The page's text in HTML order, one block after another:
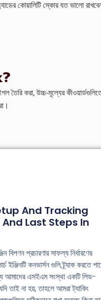
কোয়ালিটি স্কোর যত ভালো
তৈরি করা, উচ্চ-মূল্যের
And Tracking
Last Steps In
বিপণন প্রচারণার সাফল্য নির্ধারণের
কনভার্সন গুলি ট্র্যাক করতে
আমাদের এসইএম সংস্থা একটি লিড-
তাই না হয়, তাহলে আমরা ট্যাকিং